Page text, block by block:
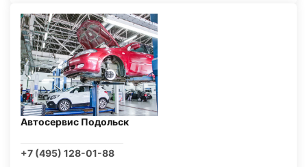
Автосервис Подольск
+7 (495) 128-01-88